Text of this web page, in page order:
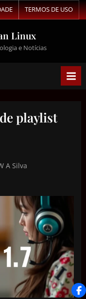
TERMOS DE USO
Linux
e Notícias
playlist
A Silva